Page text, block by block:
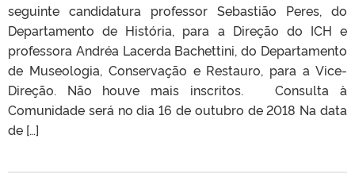
seguinte candidatura professor Sebastião Peres, do
Departamento de História, para a Direção do ICH e
professora Andréa Lacerda Bachettini, do Departamento
de Museologia, Conservação e Restauro, para a Vice-
Direção. Não houve mais inscritos. Consulta à
Comunidade será no dia 16 de outubro de 2018 Na data
de […]